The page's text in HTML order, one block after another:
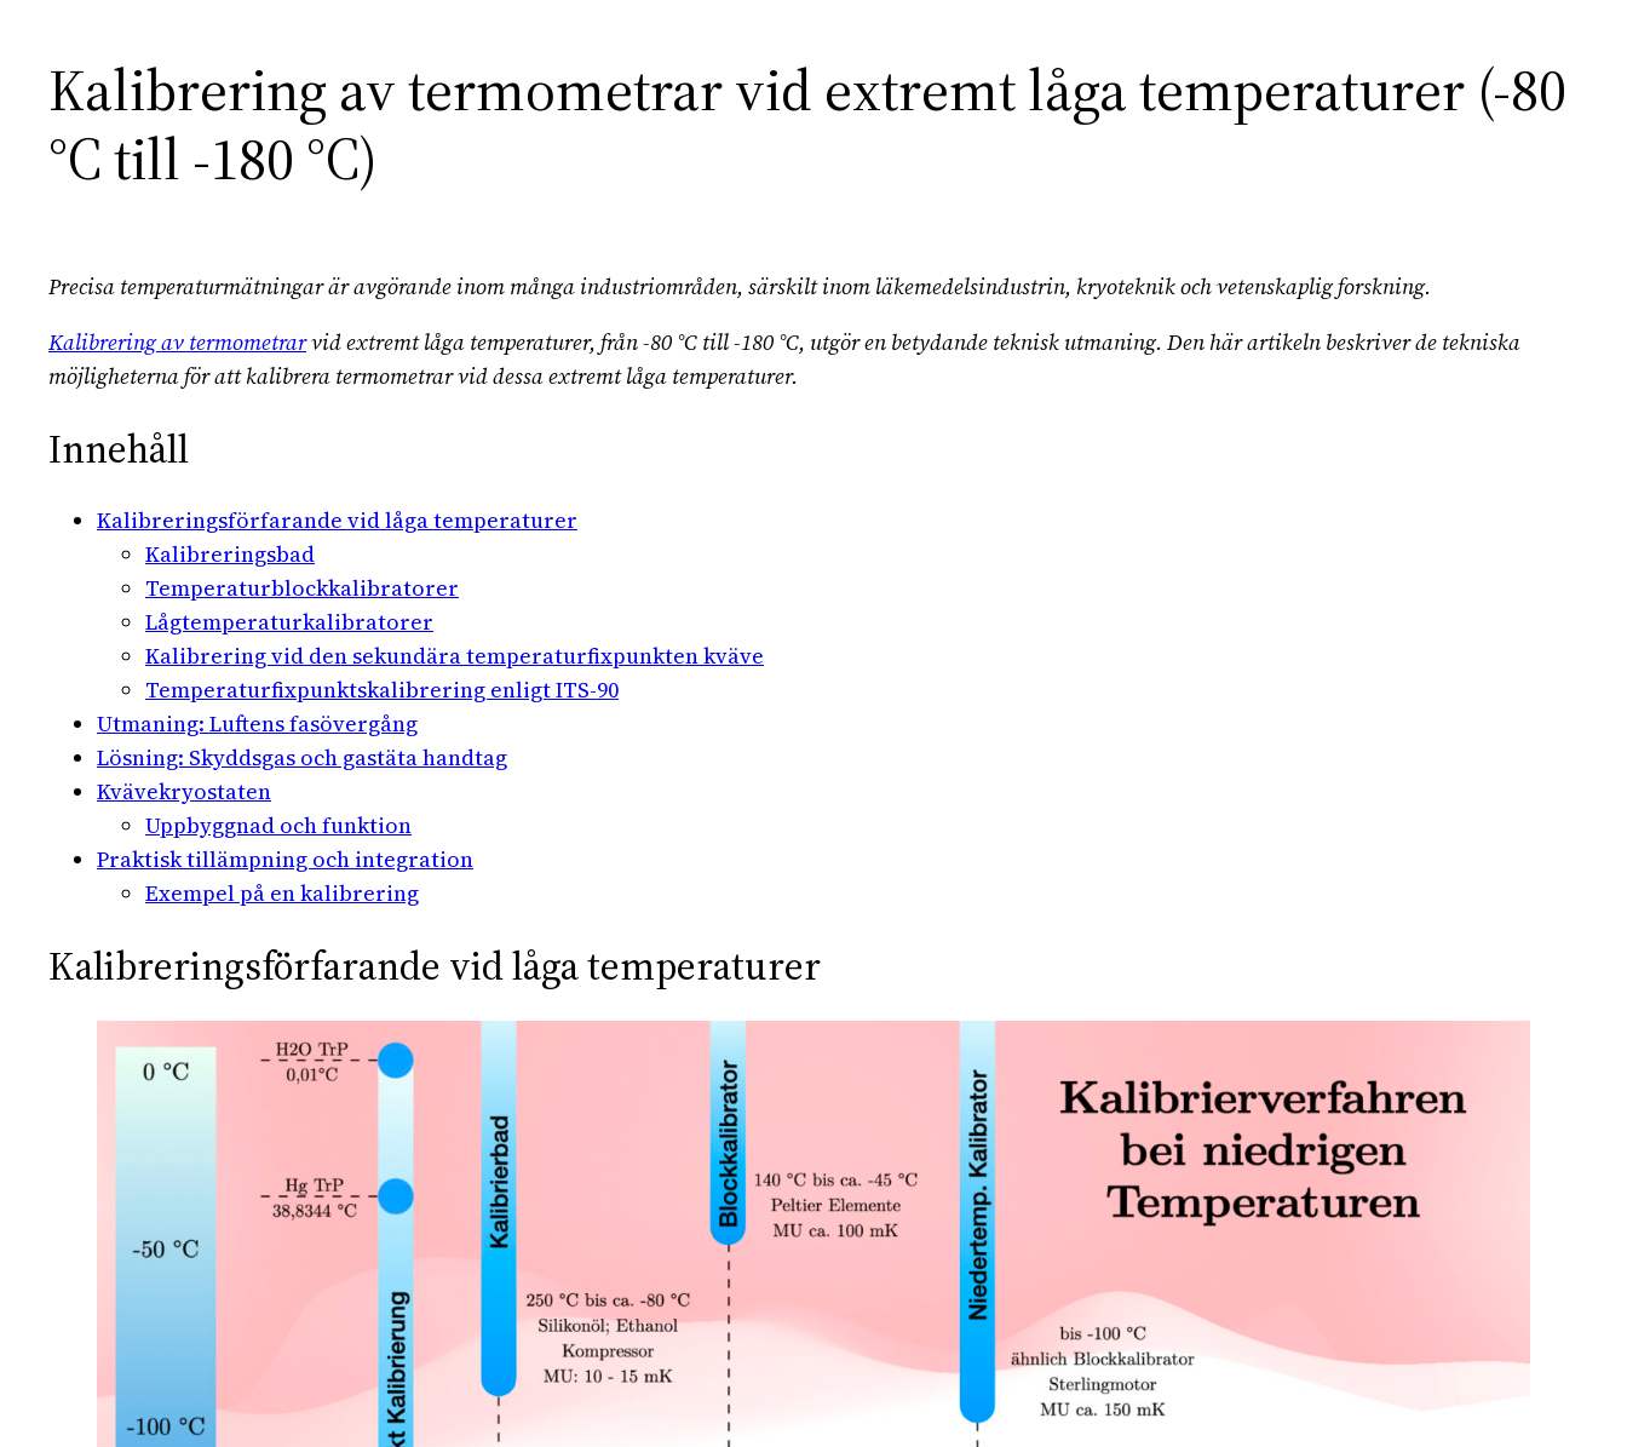
Kalibrering av termometrar vid extremt låga temperaturer (-80
°C till -180 °C)
Precisa temperaturmätningar är avgörande inom många industriområden, särskilt inom läkemedelsindustrin, kryoteknik och vetenskaplig forskning.
Kalibrering av termometrarvid extremt låga temperaturer, från -80 °C till -180 °C, utgör en betydande teknisk utmaning. Den här artikeln beskriver de tekniska
möjligheterna för att kalibrera termometrar vid dessa extremt låga temperaturer.
Innehåll
Kalibreringsförfarande vid låga temperaturer
Kalibreringsbad
Temperaturblockkalibratorer
Lågtemperaturkalibratorer
Kalibrering vid den sekundära temperaturfixpunkten kväve
Temperaturfixpunktskalibrering enligt ITS-90
Utmaning: Luftens fasövergång
Lösning: Skyddsgas och gastäta handtag
Kvävekryostaten
Uppbyggnad och funktion
Praktisk tillämpning och integration
Exempel på en kalibrering
Kalibreringsförfarande vid låga temperaturer